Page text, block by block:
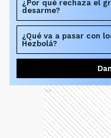
¿Por qué rechaza el
desarme?
¿Qué va a pasar con
Hezbolá?
Ads